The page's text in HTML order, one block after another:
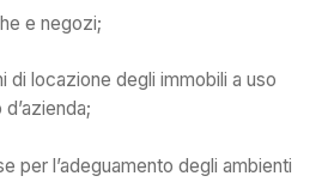
e negozi;
di locazione degli immobili a uso
per l’adeguamento degli ambienti